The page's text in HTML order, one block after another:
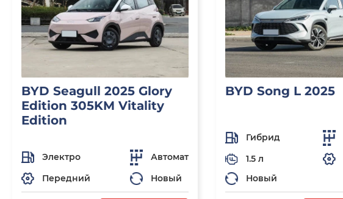
BYD Seagull 2025 Glory
Edition 305KM Vitality
Edition
Электро
Автомат
Передний
Новый
BYD Song L 2025
Гибрид
1.5 л
Новый